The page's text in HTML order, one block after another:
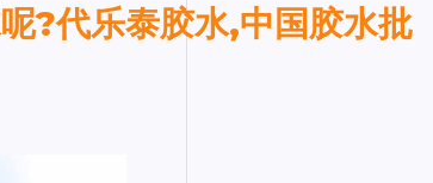
?代乐泰胶水,中国胶水批